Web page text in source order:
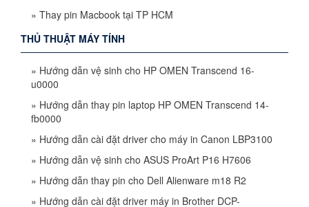
» Thay pin Macbook tại TP HCM
THỦ THUẬT MÁY TÍNH
» Hướng dẫn vệ sinh cho HP OMEN Transcend 16-
u0000
» Hướng dẫn thay pin laptop HP OMEN Transcend 14-
fb0000
» Hướng dẫn cài đặt driver cho máy in Canon LBP3100
» Hướng dẫn vệ sinh cho ASUS ProArt P16 H7606
» Hướng dẫn thay pin cho Dell Alienware m18 R2
» Hướng dẫn cài đặt driver máy in Brother DCP-